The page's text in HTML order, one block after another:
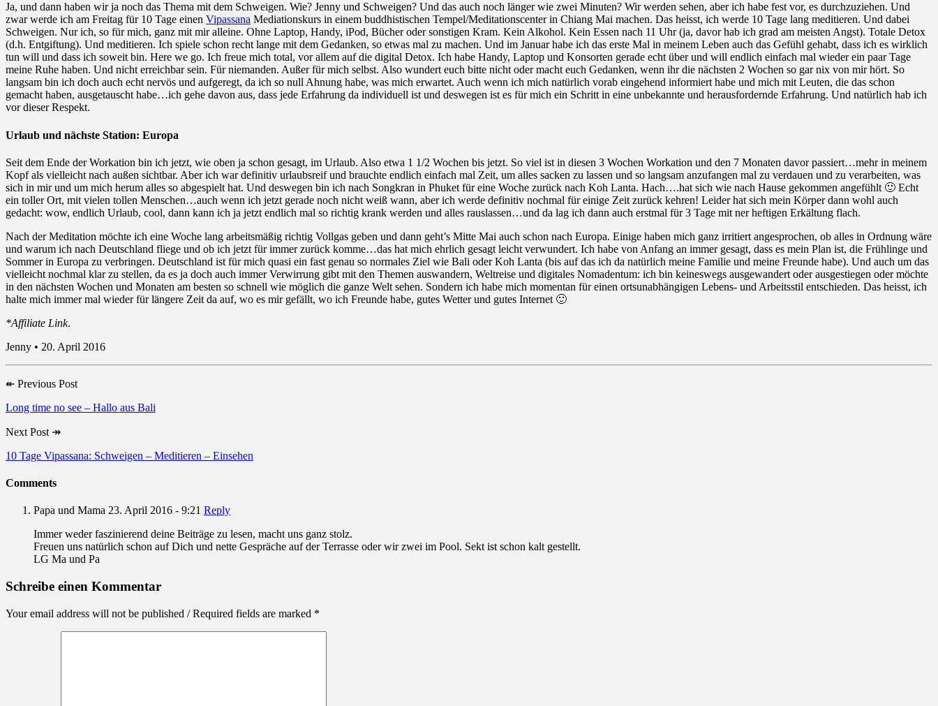
Ja, und dann haben wir ja noch das Thema mit dem Schweigen. Wie? Jenny und Schweigen? Und das auch noch länger wie zwei Minuten? Wir werden sehen, aber ich habe fest vor, es durchzuziehen. Und
zwar werde ich am Freitag für 10 Tage einen Vipassana Mediationskurs in einem buddhistischen Tempel/Meditationscenter in Chiang Mai machen. Das heisst, ich werde 10 Tage lang meditieren. Und dabei
Schweigen. Nur ich, so für mich, ganz mit mir alleine. Ohne Laptop, Handy, iPod, Bücher oder sonstigen Kram. Kein Alkohol. Kein Essen nach 11 Uhr (ja, davor hab ich grad am meisten Angst). Totale Detox
(d.h. Entgiftung). Und meditieren. Ich spiele schon recht lange mit dem Gedanken, so etwas mal zu machen. Und im Januar habe ich das erste Mal in meinem Leben auch das Gefühl gehabt, dass ich es wirklich
tun will und dass ich soweit bin. Here we go. Ich freue mich total, vor allem auf die digital Detox. Ich habe Handy, Laptop und Konsorten gerade echt über und will endlich einfach mal wieder ein paar Tage
meine Ruhe haben. Und nicht erreichbar sein. Für niemanden. Außer für mich selbst. Also wundert euch bitte nicht oder macht euch Gedanken, wenn ihr die nächsten 2 Wochen so gar nix von mir hört. So
langsam bin ich doch auch echt nervös und aufgeregt, da ich so null Ahnung habe, was mich erwartet. Auch wenn ich mich natürlich vorab eingehend informiert habe und mich mit Leuten, die das schon
gemacht haben, ausgetauscht habe…ich gehe davon aus, dass jede Erfahrung da individuell ist und deswegen ist es für mich ein Schritt in eine unbekannte und herausfordernde Erfahrung. Und natürlich hab ich
vor dieser Respekt.
Urlaub und nächste Station: Europa
Seit dem Ende der Workation bin ich jetzt, wie oben ja schon gesagt, im Urlaub. Also etwa 1 1/2 Wochen bis jetzt. So viel ist in diesen 3 Wochen Workation und den 7 Monaten davor passiert…mehr in meinem
Kopf als vielleicht nach außen sichtbar. Aber ich war definitiv urlaubsreif und brauchte endlich einfach mal Zeit, um alles sacken zu lassen und so langsam anzufangen mal zu verdauen und zu verarbeiten, was
sich in mir und um mich herum alles so abgespielt hat. Und deswegen bin ich nach Songkran in Phuket für eine Woche zurück nach Koh Lanta. Hach….hat sich wie nach Hause gekommen angefühlt 🙂 Echt
ein toller Ort, mit vielen tollen Menschen…auch wenn ich jetzt gerade noch nicht weiß wann, aber ich werde definitiv nochmal für einige Zeit zurück kehren! Leider hat sich mein Körper dann wohl auch
gedacht: wow, endlich Urlaub, cool, dann kann ich ja jetzt endlich mal so richtig krank werden und alles rauslassen…und da lag ich dann auch erstmal für 3 Tage mit ner heftigen Erkältung flach.
Nach der Meditation möchte ich eine Woche lang arbeitsmäßig richtig Vollgas geben und dann geht’s Mitte Mai auch schon nach Europa. Einige haben mich ganz irritiert angesprochen, ob alles in Ordnung wäre
und warum ich nach Deutschland fliege und ob ich jetzt für immer zurück komme…das hat mich ehrlich gesagt leicht verwundert. Ich habe von Anfang an immer gesagt, dass es mein Plan ist, die Frühlinge und
Sommer in Europa zu verbringen. Deutschland ist für mich quasi ein fast genau so normales Ziel wie Bali oder Koh Lanta (bis auf das ich da natürlich meine Familie und meine Freunde habe). Und auch um das
vielleicht nochmal klar zu stellen, da es ja doch auch immer Verwirrung gibt mit den Themen auswandern, Weltreise und digitales Nomadentum: ich bin keineswegs ausgewandert oder ausgestiegen oder möchte
in den nächsten Wochen und Monaten am besten so schnell wie möglich die ganze Welt sehen. Sondern ich habe mich momentan für einen ortsunabhängigen Lebens- und Arbeitsstil entschieden. Das heisst, ich
halte mich immer mal wieder für längere Zeit da auf, wo es mir gefällt, wo ich Freunde habe, gutes Wetter und gutes Internet 🙂
*Affiliate Link.
Jenny • 20. April 2016
↞ Previous Post
Long time no see – Hallo aus Bali
Next Post ↠
10 Tage Vipassana: Schweigen – Meditieren – Einsehen
Comments
Papa und Mama 23. April 2016 - 9:21 Reply
Immer weder faszinierend deine Beiträge zu lesen, macht uns ganz stolz.
Freuen uns natürlich schon auf Dich und nette Gespräche auf der Terrasse oder wir zwei im Pool. Sekt ist schon kalt gestellt.
LG Ma und Pa
Schreibe einen Kommentar
Your email address will not be published / Required fields are marked *